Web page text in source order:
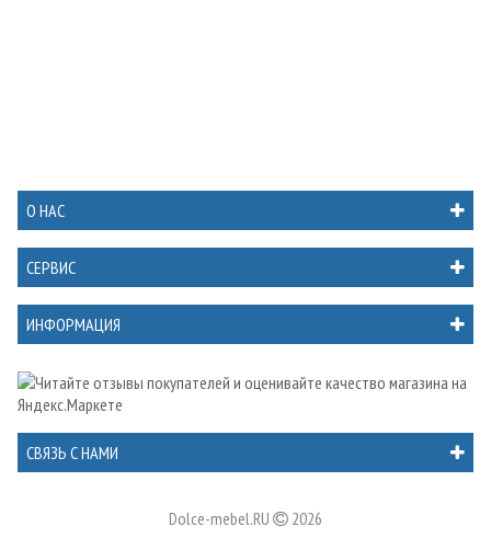
О НАС
СЕРВИС
ИНФОРМАЦИЯ
СВЯЗЬ С НАМИ
Dolce-mebel.RU 2026